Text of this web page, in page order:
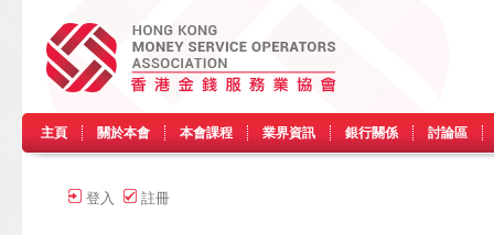
主頁 關於本會 本會課程 業界資訊 銀行關係 討論區
登入 註冊